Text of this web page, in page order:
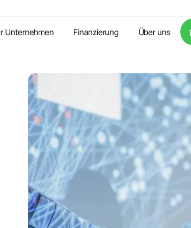
Unternehmen Finanzierung Über uns